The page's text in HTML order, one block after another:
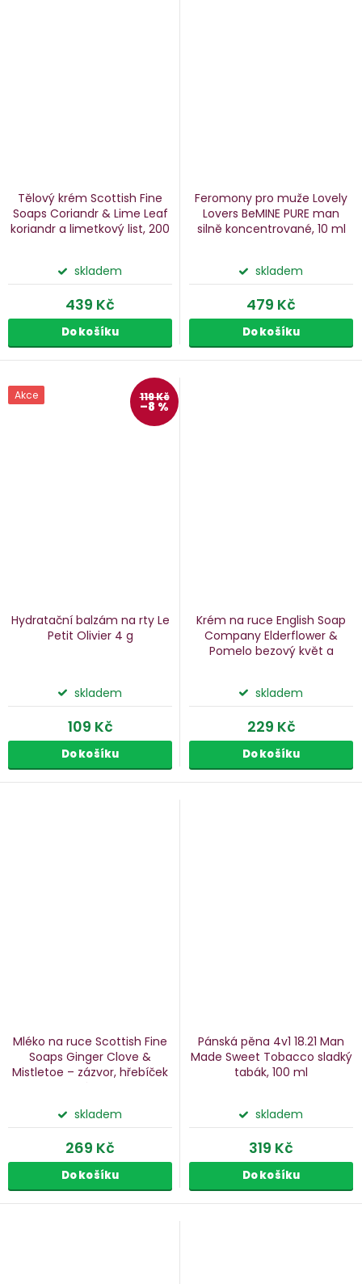
Tělový krém Scottish Fine
Soaps Coriandr & Lime Leaf
koriandr a limetkový list, 200
skladem
439 Kč
Do košíku
Feromony pro muže Lovely
Lovers BeMINE PURE man
silně koncentrované, 10 ml
skladem
479 Kč
Do košíku
Akce 119 Kč
–8 %
Hydratační balzám na rty Le
Petit Olivier 4 g
skladem
109 Kč
Do košíku
Krém na ruce English Soap
Company Elderflower &
Pomelo bezový květ a
skladem
229 Kč
Do košíku
Mléko na ruce Scottish Fine
Soaps Ginger Clove &
Mistletoe – zázvor, hřebíček
a jmelí, 300 ml
skladem
269 Kč
Do košíku
Pánská pěna 4v1 18.21 Man
Made Sweet Tobacco sladký
tabák, 100 ml
skladem
319 Kč
Do košíku